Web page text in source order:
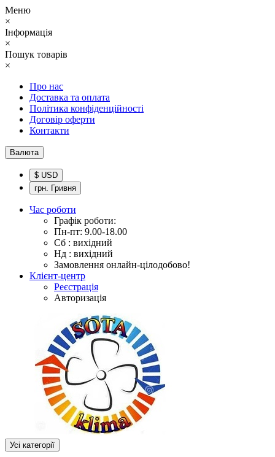
Меню
×
Інформація
×
Пошук товарів
×
Про нас
Доставка та оплата
Політика конфіденційності
Договір оферти
Контакти
Валюта
$ USD
грн. Гривня
Час роботи
Графік роботи:
Пн-пт: 9.00-18.00
Сб : вихідний
Нд : вихідний
Замовлення онлайн-цілодобово!
Клієнт-центр
Реєстрація
Авторизація
Усі категорії